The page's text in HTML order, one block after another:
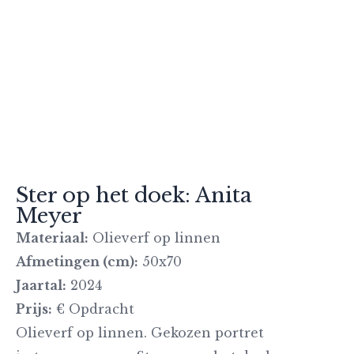
Ster op het doek: Anita
Meyer
Materiaal: Olieverf op linnen
Afmetingen (cm): 50x70
Jaartal: 2024
Prijs: € Opdracht
Olieverf op linnen. Gekozen portret